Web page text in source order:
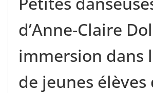
d’Anne-Claire
immersion dans
de jeunes élèves